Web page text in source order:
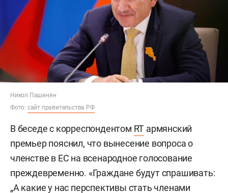
Никол Пашинян
Фото: сайт правительства РФ
В беседе с корреспондентом RT армянский
премьер пояснил, что вынесение вопроса о
членстве в ЕС на всенародное голосование
преждевременно. «Граждане будут спрашивать:
„А какие у нас перспективы стать членами